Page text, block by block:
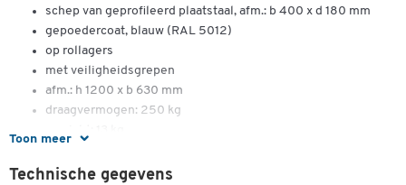
Toon meer
schep van geprofileerd plaatstaal, afm.: b 400 x d 180 mm
gepoedercoat, blauw (RAL 5012)
op rollagers
met veiligheidsgrepen
afm.: h 1200 x b 630 mm
draagvermogen: 250 kg
Technische gegevens